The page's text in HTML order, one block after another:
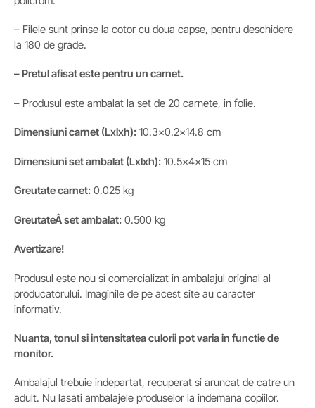
– Filele sunt prinse la cotor cu doua capse, pentru deschidere
la 180 de grade.
– Pretul afisat este pentru un carnet.
– Produsul este ambalat la set de 20 carnete, in folie.
Dimensiuni carnet (Lxlxh): 10.3×0.2×14.8 cm
Dimensiuni setambalat (Lxlxh): 10.5x4x15 cm
Greutate carnet: 0.025 kg
GreutateÂsetambalat: 0.500 kg
Avertizare!
Produsul este nou si comercializat in ambalajul original al
producatorului. Imaginile de pe acest site au caracter
informativ.
Nuanta, tonul si intensitatea culorii pot varia in functie de
monitor.
Ambalajul trebuie indepartat, recuperat si aruncat de catre un
adult. Nu lasati ambalajele produselor la indemana copiilor.